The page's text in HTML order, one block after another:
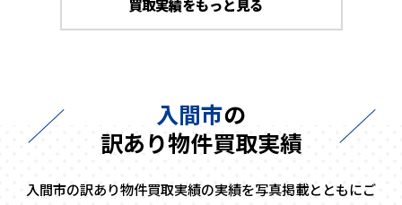
買取実績をもっと見る
入間市の
訳あり物件買取実績
入間市の訳あり物件買取実績の実績を写真掲載とともにご